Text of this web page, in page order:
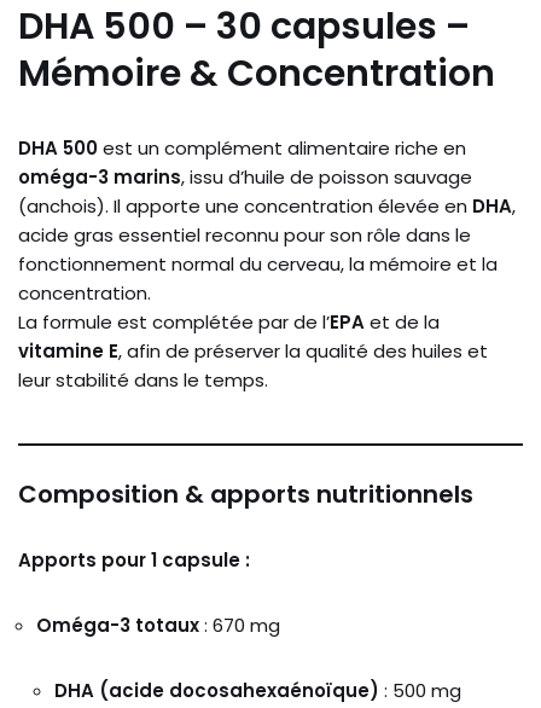
DHA 500 – 30 capsules –
Mémoire & Concentration
DHA 500est un complément alimentaire riche en
oméga-3 marins, issu d’huile de poisson sauvage
(anchois). Il apporte une concentration élevée en DHA,
acide gras essentiel reconnu pour son rôle dans le
fonctionnement normal du cerveau, la mémoire et la
concentration.
La formule est complétée par de l’EPAet de la
vitamine E, afin de préserver la qualité des huiles et
leur stabilité dans le temps.
Composition & apports nutritionnels
Apports pour 1 capsule :
Oméga-3 totaux: 670 mg
DHA (acide docosahexaénoïque) : 500 mg